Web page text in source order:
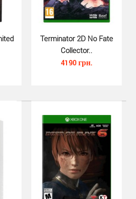
(Xbox Series X, рус..
870 грн.
чтобы создавать ..
Terminator 2D No Fate
Collector..
4190 грн.